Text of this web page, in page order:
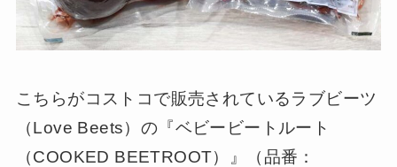
こちらがコストコで販売されているラブビーツ
（Love Beets）の『ベビービートルート
（COOKED BEETROOT）』（品番：